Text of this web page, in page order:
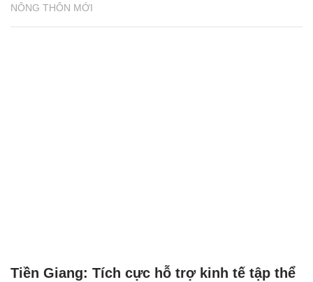
NÔNG THÔN MỚI
Tiền Giang: Tích cực hỗ trợ kinh tế tập thể